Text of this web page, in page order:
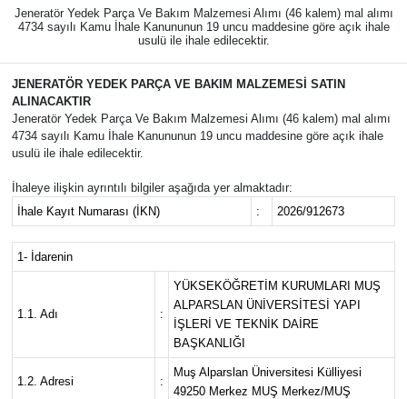
Jeneratör Yedek Parça Ve Bakım Malzemesi Alımı (46 kalem) mal alımı
4734 sayılı Kamu İhale Kanununun 19 uncu maddesine göre açık ihale
usulü ile ihale edilecektir.
JENERATÖR YEDEK PARÇA VE BAKIM MALZEMESİ SATIN
ALINACAKTIR
Jeneratör Yedek Parça Ve Bakım Malzemesi Alımı (46 kalem) mal alımı
4734 sayılı Kamu İhale Kanununun 19 uncu maddesine göre açık ihale
usulü ile ihale edilecektir.
İhaleye ilişkin ayrıntılı bilgiler aşağıda yer almaktadır:
İhale Kayıt Numarası (İKN)
: 2026/912673
1- İdarenin
1.1. Adı :
YÜKSEKÖĞRETİM KURUMLARI MUŞ
ALPARSLAN ÜNİVERSİTESİ YAPI
İŞLERİ VE TEKNİK DAİRE
BAŞKANLIĞI
1.2. Adresi :
Muş Alparslan Üniversitesi Külliyesi
49250 Merkez MUŞ Merkez/MUŞ
Ekonomi
Gündem
Siyaset
Teknoloji
TFF 2.Lig Kırmızı Grup Puan Durumu ve Fikstür
Son Dakika Haberleri